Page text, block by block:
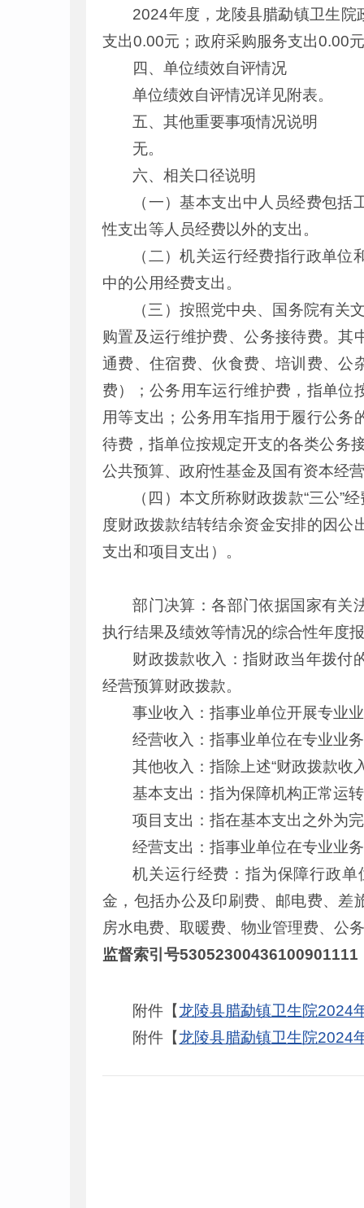
2024年度，龙陵县腊勐镇卫生
支出0.00元；政府采购服务支出0.00
四、单位绩效自评情况
单位绩效自评情况详见附表。
五、其他重要事项情况说明
无。
六、相关口径说明
（一）基本支出中人员经费包
性支出等人员经费以外的支出。
（二）机关运行经费指行政单
中的公用经费支出。
（三）按照党中央、国务院有关
购置及运行维护费、公务接待费。其
通费、住宿费、伙食费、培训费、公
费）；公务用车运行维护费，指单位
用等支出；公务用车指用于履行公务
待费，指单位按规定开支的各类公务
公共预算、政府性基金及国有资本经
（四）本文所称财政拨款“三公”
度财政拨款结转结余资金安排的因公
支出和项目支出）。
部门决算：各部门依据国家有关
执行结果及绩效等情况的综合性年度
财政拨款收入：指财政当年拨付
经营预算财政拨款。
事业收入：指事业单位开展专业
经营收入：指事业单位在专业业
其他收入：指除上述“财政拨款收
基本支出：指为保障机构正常运
项目支出：指在基本支出之外为
经营支出：指事业单位在专业业
机关运行经费：指为保障行政
金，包括办公及印刷费、邮电费、差
房水电费、取暖费、物业管理费、公
监督索引号53052300436100901111
附件【龙陵县腊勐镇卫生院2024
附件【龙陵县腊勐镇卫生院2024